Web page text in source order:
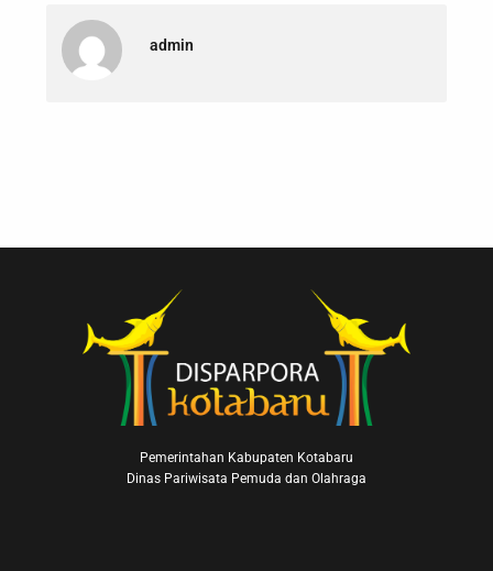
admin
Pemerintahan Kabupaten Kotabaru
Dinas Pariwisata Pemuda dan Olahraga